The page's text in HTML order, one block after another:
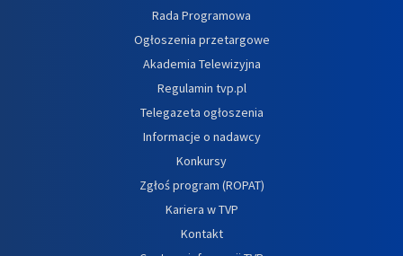
Rada Programowa
Ogłoszenia przetargowe
Akademia Telewizyjna
Regulamin tvp.pl
Telegazeta ogłoszenia
Informacje o nadawcy
Konkursy
Zgłoś program (ROPAT)
Kariera w TVP
Kontakt